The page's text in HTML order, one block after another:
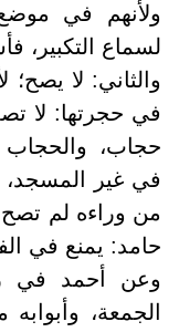
ولأنهم في موضع
لسماع التكبير،
والثاني: لا
في حجرتها: لا
حجاب، والحجاب
في غير المسجد،
من وراءه لم تصح
حامد: يمنع في
وعن أحمد في
الجمعة،